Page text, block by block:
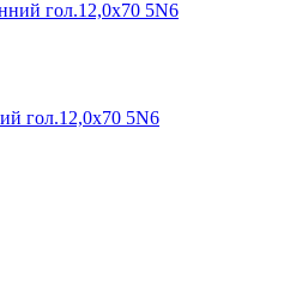
гол.12,0х70 5N6